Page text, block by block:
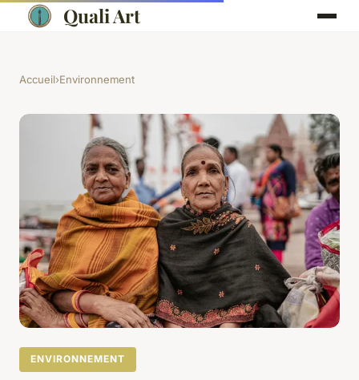
Quali Art
Accueil›Environnement
ENVIRONNEMENT